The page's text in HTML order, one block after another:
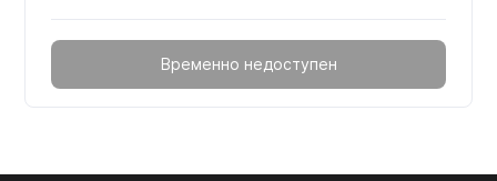
Временно недоступен